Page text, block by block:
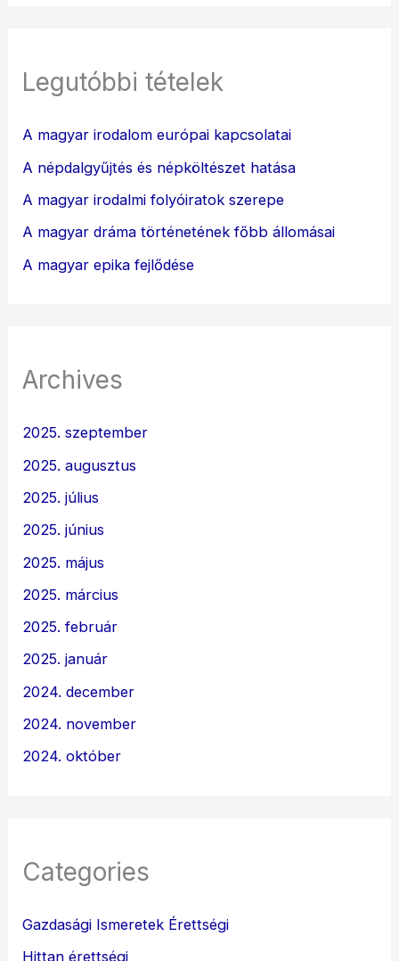
Legutóbbi tételek
A magyar irodalom európai kapcsolatai
A népdalgyűjtés és népköltészet hatása
A magyar irodalmi folyóiratok szerepe
A magyar dráma történetének főbb állomásai
A magyar epika fejlődése
Archives
2025. szeptember
2025. augusztus
2025. július
2025. június
2025. május
2025. március
2025. február
2025. január
2024. december
2024. november
2024. október
Categories
Gazdasági Ismeretek Érettségi
Hittan érettségi